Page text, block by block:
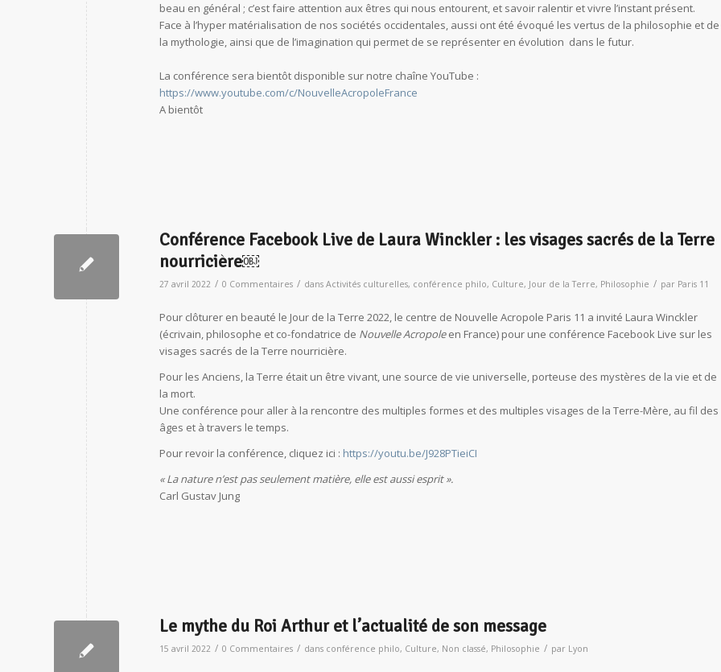
beau en général ; c’est faire attention aux êtres qui nous entourent, et savoir ralentir et vivre l’instant présent.
Face à l’hyper matérialisation de nos sociétés occidentales, aussi ont été évoqué les vertus de la philosophie et de
la mythologie, ainsi que de l’imagination qui permet de se représenter en évolution dans le futur.
La conférence sera bientôt disponible sur notre chaîne YouTube :
https://www.youtube.com/c/NouvelleAcropoleFrance
A bientôt
Conférence Facebook Live de Laura Winckler : les visages sacrés de la Terre
nourricière￼
27 avril 2022 / 0 Commentaires / dans Activités culturelles, conférence philo, Culture, Jour de la Terre, Philosophie / par Paris 11
Pour clôturer en beauté le Jour de la Terre 2022, le centre de Nouvelle Acropole Paris 11 a invité Laura Winckler
(écrivain, philosophe et co-fondatrice de Nouvelle Acropoleen France) pour une conférence Facebook Live sur les
visages sacrés de la Terre nourricière.
Pour les Anciens, la Terre était un être vivant, une source de vie universelle, porteuse des mystères de la vie et de
la mort.
Une conférence pour aller à la rencontre des multiples formes et des multiples visages de la Terre-Mère, au fil des
âges et à travers le temps.
Pour revoir la conférence, cliquez ici : https://youtu.be/J928PTieiCI
« La nature n’est pas seulement matière, elle est aussi esprit ».
Carl Gustav Jung
Le mythe du Roi Arthur et l’actualité de son message
15 avril 2022 / 0 Commentaires / dans conférence philo, Culture, Non classé, Philosophie / par Lyon